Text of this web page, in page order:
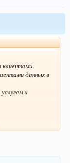
данных в
и